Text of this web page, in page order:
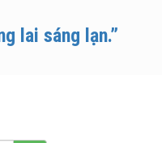
lai sáng lạn.”